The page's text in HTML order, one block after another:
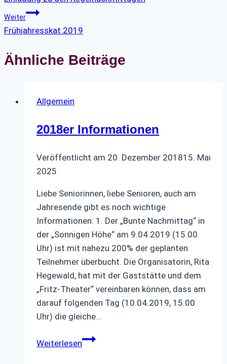
Weiter
Frühjahresskat 2019
Ähnliche Beiträge
Allgemein
2018er Informationen
Veröffentlicht am 20. Dezember 201815. Mai
2025
Liebe Seniorinnen, liebe Senioren, auch am
Jahresende gibt es noch wichtige
Informationen: 1. Der „Bunte Nachmittag“ in
der „Sonnigen Höhe“ am 9.04.2019 (15.00
Uhr) ist mit nahezu 200% der geplanten
Teilnehmer überbucht. Die Organisatorin, Rita
Hegewald, hat mit der Gaststätte und dem
„Fritz-Theater“ vereinbaren können, dass am
darauf folgenden Tag (10.04.2019, 15.00
Uhr) die gleiche…
Weiterlesen2018er